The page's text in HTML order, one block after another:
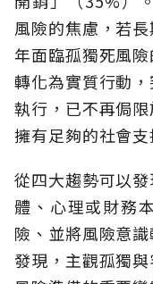
風險的焦慮，若
年面臨孤獨死風
轉化為實質行動
執行，已不再侷
擁有足夠的社會支
從四大趨勢可以
體、心理或財務
險、並將風險意
發現，主觀孤獨